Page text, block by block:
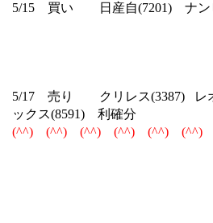
5/15 買い 日産自(7201) ナン
5/17 売り クリレス(3387) レ
ックス(8591) 利確分
(^^) (^^) (^^) (^^) (^^) (^^)